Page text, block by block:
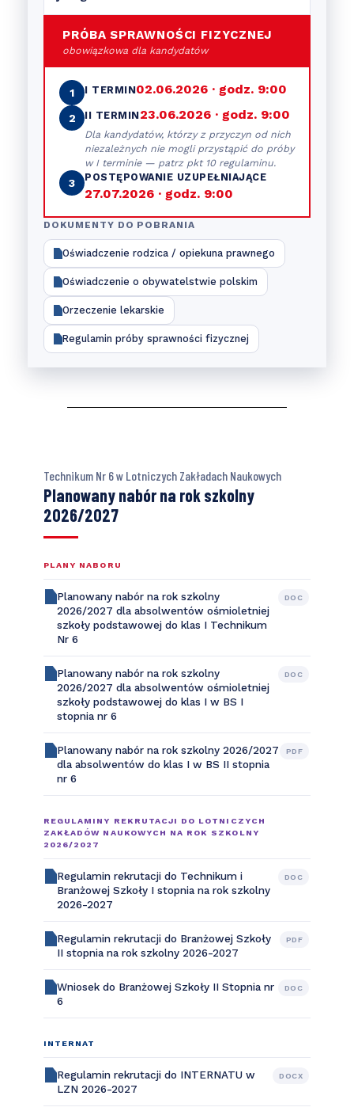
PRÓBA SPRAWNOŚCI FIZYCZNEJ
obowiązkowa dla kandydatów
1 I TERMIN02.06.2026 · godz. 9:00
2 II TERMIN23.06.2026 · godz. 9:00
Dla kandydatów, którzy z przyczyn od nich
niezależnych nie mogli przystąpić do próby
w I terminie — patrz pkt 10 regulaminu.
3 POSTĘPOWANIE UZUPEŁNIAJĄCE
27.07.2026 · godz. 9:00
DOKUMENTY DO POBRANIA
Oświadczenie rodzica / opiekuna prawnego
Oświadczenie o obywatelstwie polskim
Orzeczenie lekarskie
Regulamin próby sprawności fizycznej
Technikum Nr 6 w Lotniczych Zakładach Naukowych
Planowany nabór na rok szkolny
2026/2027
PLANY NABORU
Planowany nabór na rok szkolny
2026/2027 dla absolwentów ośmioletniej
szkoły podstawowej do klas I Technikum
Nr 6
DOC
Planowany nabór na rok szkolny
2026/2027 dla absolwentów ośmioletniej
szkoły podstawowej do klas I w BS I
stopnia nr 6
DOC
Planowany nabór na rok szkolny 2026/2027
dla absolwentów do klas I w BS II stopnia
nr 6
PDF
REGULAMINY REKRUTACJI DO LOTNICZYCH
ZAKŁADÓW NAUKOWYCH NA ROK SZKOLNY
2026/2027
Regulamin rekrutacji do Technikum i
Branżowej Szkoły I stopnia na rok szkolny
2026-2027
DOC
Regulamin rekrutacji do Branżowej Szkoły
II stopnia na rok szkolny 2026-2027
PDF
Wniosek do Branżowej Szkoły II Stopnia nr
6
DOC
INTERNAT
Regulamin rekrutacji do INTERNATU w
LZN 2026-2027
DOCX